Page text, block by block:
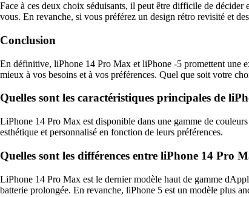
Face à ces deux choix séduisants, il peut être difficile de
vous. En revanche, si vous préférez un design rétro revisité et
Conclusion
En définitive, liPhone 14 Pro Max et liPhone -5 promettent une
mieux à vos besoins et à vos préférences. Quel que soit votre
Quelles sont les caractéristiques principales de
LiPhone 14 Pro Max est disponible dans une gamme de
esthétique et personnalisé en fonction de leurs préférences.
Quelles sont les différences entre liPhone 14 Pro
LiPhone 14 Pro Max est le dernier modèle haut de gamme
batterie prolongée. En revanche, liPhone 5 est un modèle plus